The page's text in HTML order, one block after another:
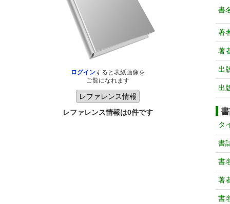
ログインすると表紙画像を
ご覧になれます
レファレンス情報は0件です
書
著
著
出
出
タ
書
書
著
書